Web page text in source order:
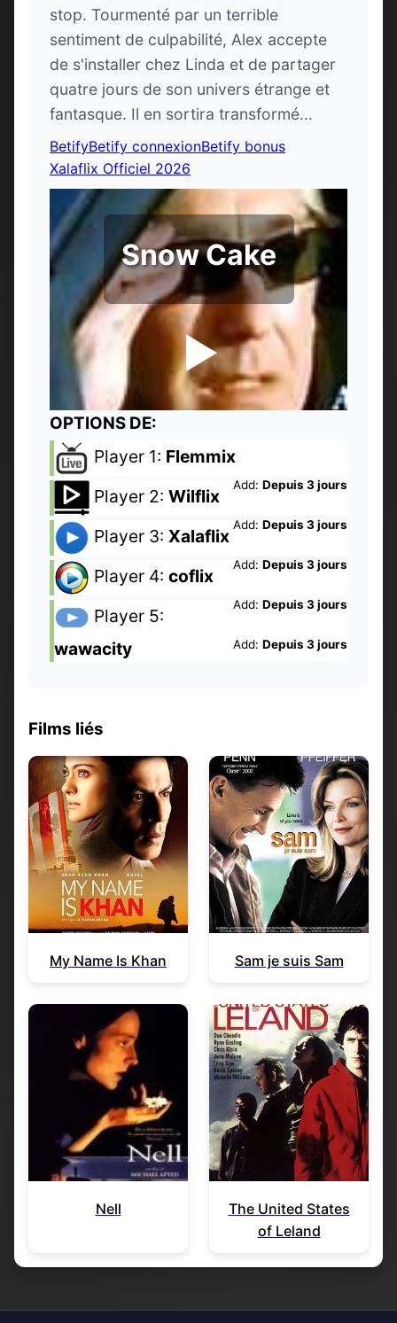
stop. Tourmenté par un terrible
sentiment de culpabilité, Alex accepte
de s'installer chez Linda et de partager
quatre jours de son univers étrange et
fantasque. Il en sortira transformé...
BetifyBetify connexionBetify bonus
Xalaflix Officiel 2026
Snow Cake
OPTIONS DE:
Player 1: Flemmix
Add: Depuis 3 jours
Player 2: Wilflix
Add: Depuis 3 jours
Player 3: Xalaflix
Add: Depuis 3 jours
Player 4: coflix
Add: Depuis 3 jours
Player 5:
wawacity
Add: Depuis 3 jours
Films liés
My Name Is Khan Sam je suis Sam
Nell
The United States
of Leland